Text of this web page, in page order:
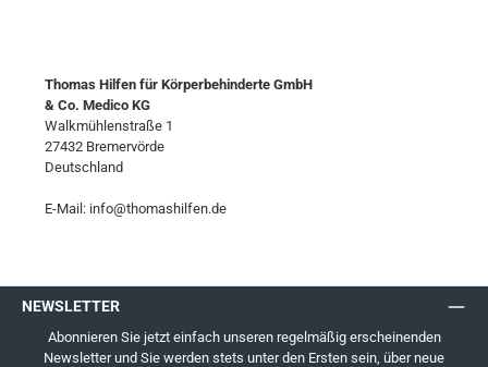
Thomas Hilfen für Körperbehinderte GmbH
& Co. Medico KG
Walkmühlenstraße 1
27432 Bremervörde
Deutschland
E-Mail: info@thomashilfen.de
NEWSLETTER
Abonnieren Sie jetzt einfach unseren regelmäßig erscheinenden
Newsletter und Sie werden stets unter den Ersten sein, über neue